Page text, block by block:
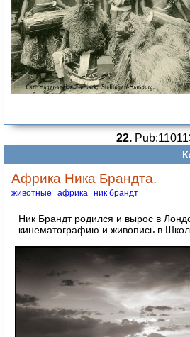
22.
Африка Ника Брандта.
животные африка ник брандт
Ник Брандт родился и вырос в
кинематографию и живопись в